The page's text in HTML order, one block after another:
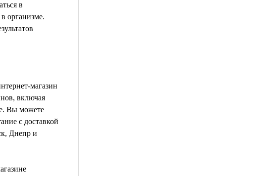
в
организме.
магазин
включая
Вы можете
с доставкой
Днепр и